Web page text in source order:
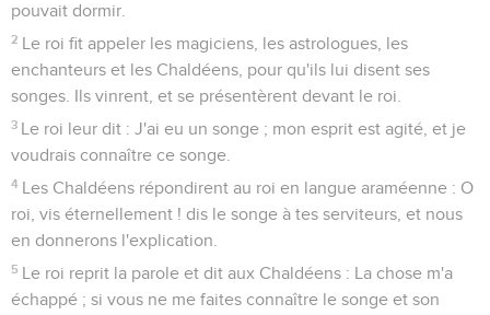
pouvait dormir.
2 Le roi fit appeler les magiciens, les astrologues, les
enchanteurs et les Chaldéens, pour qu'ils lui disent ses
songes. Ils vinrent, et se présentèrent devant le roi.
3 Le roi leur dit : J'ai eu un songe ; mon esprit est agité, et je
voudrais connaître ce songe.
4 Les Chaldéens répondirent au roi en langue araméenne : O
roi, vis éternellement ! dis le songe à tes serviteurs, et nous
en donnerons l'explication.
5 Le roi reprit la parole et dit aux Chaldéens : La chose m'a
échappé ; si vous ne me faites connaître le songe et son